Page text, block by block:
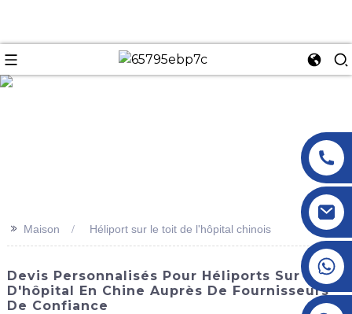
>> Maison Héliport sur le toit de l'hôpital chinois
Devis Personnalisés Pour Héliports Sur Toit
D'hôpital En Chine Auprès De Fournisseurs
De Confiance